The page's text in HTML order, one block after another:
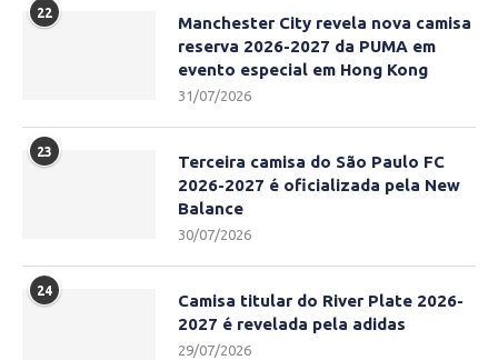
22
Manchester City revela nova camisa
reserva 2026-2027 da PUMA em
evento especial em Hong Kong
31/07/2026
23
Terceira camisa do São Paulo FC
2026-2027 é oficializada pela New
Balance
30/07/2026
24
Camisa titular do River Plate 2026-
2027 é revelada pela adidas
29/07/2026